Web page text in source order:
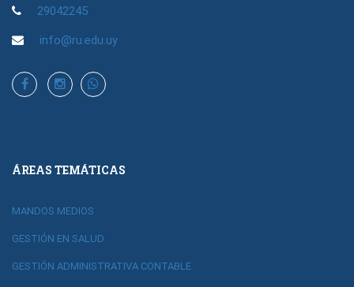
29042245
info@ru.edu.uy
ÁREAS TEMÁTICAS
MANDOS MEDIOS
GESTIÓN EN SALUD
GESTIÓN ADMINISTRATIVA CONTABLE